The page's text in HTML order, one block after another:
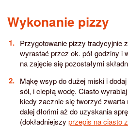
Wykonanie pizzy
Przygotowanie pizzy tradycyjnie
wyrastać przez ok. pół godziny i
na zajęcie się pozostałymi
Mąkę wsyp do dużej miski i
sól, i ciepłą wodę. Ciasto
kiedy zacznie się tworzyć zwarta
dalej dłońmi aż do uzyskania
(dokładniejszy przepis na ciasto